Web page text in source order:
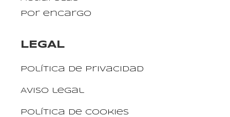
Por encargo
LEGAL
Política de privacidad
Aviso legal
Política de cookies